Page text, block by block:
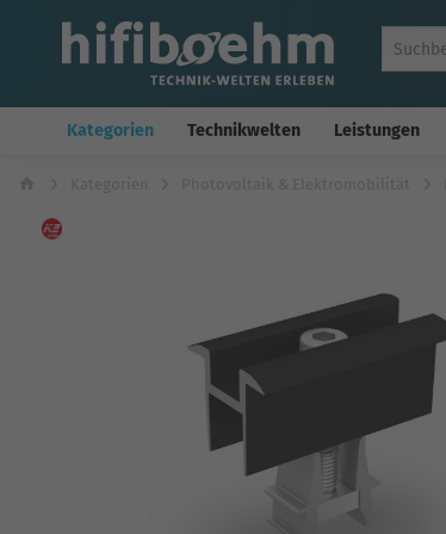
Kategorien Technikwelten Leistungen